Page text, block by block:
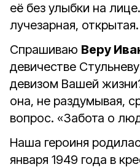
её без улыбки на
лучезарная, открытая.
Спрашиваю Веру
девичестве
девизом Вашей
она, не раздумывая,
вопрос. «Забота о
Наша героиня
января 1949 года в